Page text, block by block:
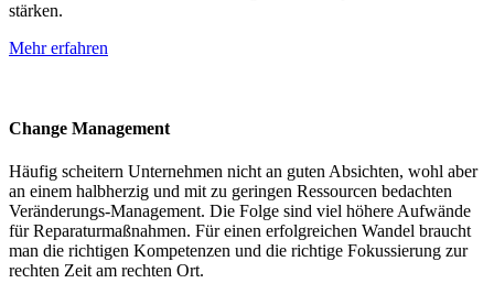
stärken.
Mehr erfahren
Change Management
Häufig scheitern Unternehmen nicht an guten Absichten, wohl aber
an einem halbherzig und mit zu geringen Ressourcen bedachten
Veränderungs-Management. Die Folge sind viel höhere Aufwände
für Reparaturmaßnahmen. Für einen erfolgreichen Wandel braucht
man die richtigen Kompetenzen und die richtige Fokussierung zur
rechten Zeit am rechten Ort.